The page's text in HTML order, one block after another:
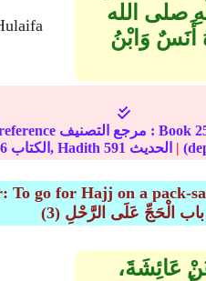
صلى الله
أَنَسٌ وَابْنُ
In-book reference مرجع التصنيف : Book
الكتاب, Hadith 591 |
To go for Hajj on a pack-
(3) باب الْحَجِّ عَلَى الرَّحْلِ
عَائِشَةَ،